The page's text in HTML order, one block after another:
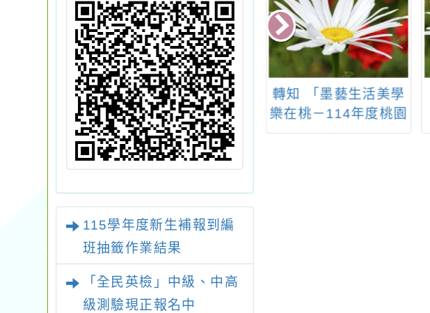
115學年度新生補報到編
班抽籤作業結果
「全民英檢」中級、中高
級測驗現正報名中
國民及學前教
託國立臺南大
學年度國民
央輔導團語文
土語文分團
語認證增能推
114學年度第一學期
『教育桌遊及數位遊
戲發展社群』辦理教
師增能研習系列工作
坊
轉知 「墨藝生活美學
樂在桃－114年度桃園